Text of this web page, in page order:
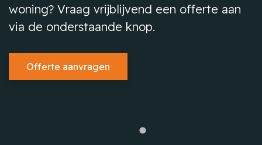
woning? Vraag vrijblijvend een offerte aan
via de onderstaande knop.
Offerte aanvragen